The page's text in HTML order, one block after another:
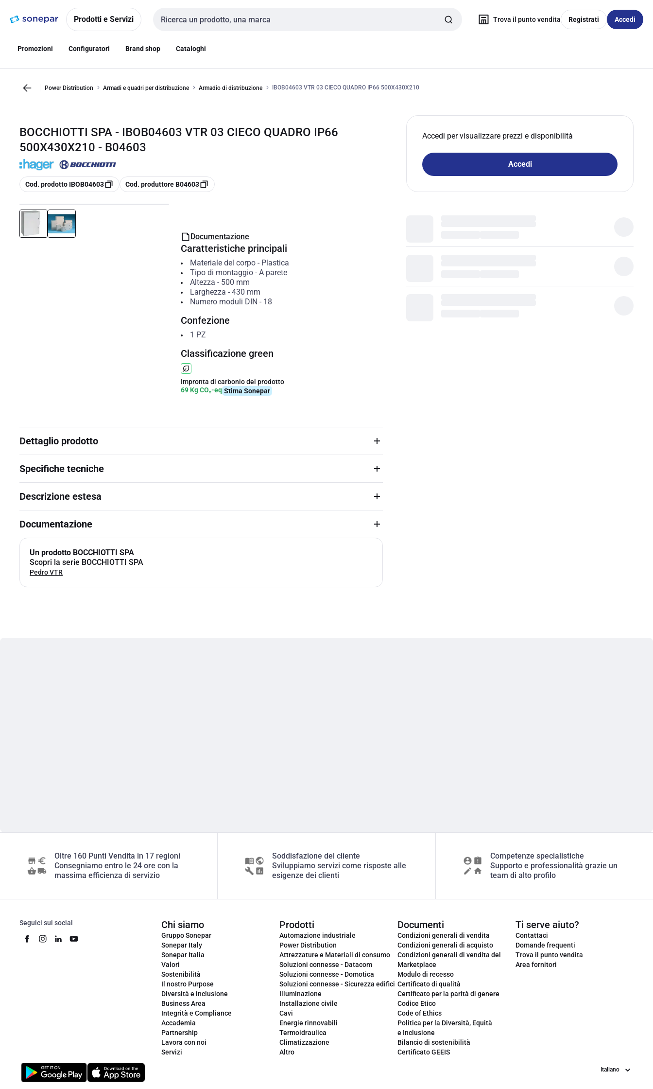
navigazionealla
Prodotti e Servizi
Cerca input
Trova il punto vendita Registrati Accedi
Promozioni Configuratori Brand shop Cataloghi
Power Distribution Armadi e quadri per distribuzione Armadio di distribuzione IBOB04603 VTR 03 CIECO QUADRO IP66 500X430X210
BOCCHIOTTI SPA - IBOB04603 VTR 03 CIECO QUADRO IP66
500X430X210 - B04603
copia
Cod. prodotto IBOB04603 copia
Cod. produttore B04603
Accedi per visualizzare prezzi e disponibilità
Accedi
Documentazione
Caratteristiche principali
Materiale del corpo- Plastica
Tipo di montaggio- A parete
Altezza - 500 mm
Larghezza - 430 mm
Numero moduli DIN - 18
Confezione
1 PZ
Classificazione green
Impronta di carbonio del prodotto
69 Kg CO₂-eq Stima Sonepar
Dettaglio prodotto
Specifiche tecniche
Descrizione estesa
Documentazione
Un prodotto BOCCHIOTTI SPA
Scopri la serie BOCCHIOTTI SPA
Pedro VTR
Oltre 160 Punti Vendita in 17 regioni
Consegniamo entro le 24 ore con la
massima efficienza di servizio
Soddisfazione del cliente
Sviluppiamo servizi come risposte alle
esigenze dei clienti
Competenze specialistiche
Supporto e professionalità grazie un
team di alto profilo
Seguici sui social Chi siamo
Gruppo Sonepar
Sonepar Italy
Sonepar Italia
Valori
Sostenibilità
Il nostro Purpose
Diversità e inclusione
Business Area
Integrità e Compliance
Accademia
Partnership
Lavora con noi
Servizi
Prodotti
Automazione industriale
Power Distribution
Attrezzature e Materiali di consumo
Soluzioni connesse - Datacom
Soluzioni connesse - Domotica
Soluzioni connesse - Sicurezza edifici
Illuminazione
Installazione civile
Cavi
Energie rinnovabili
Termoidraulica
Climatizzazione
Altro
Documenti
Condizioni generali di vendita
Condizioni generali di acquisto
Condizioni generali di vendita del
Marketplace
Modulo di recesso
Certificato di qualità
Certificato per la parità di genere
Codice Etico
Code of Ethics
Politica per la Diversità, Equità
e Inclusione
Bilancio di sostenibilità
Certificato GEEIS
Ti serve aiuto?
Contattaci
Domande frequenti
Trova il punto vendita
Area fornitori
Lingua